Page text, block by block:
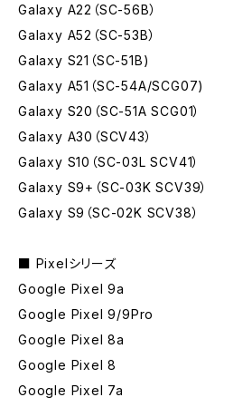
Galaxy A22（SC-56B）
Galaxy A52（SC-53B）
Galaxy S21（SC-51B)
Galaxy A51（SC-54A/SCG07)
Galaxy S20（SC-51A SCG01）
Galaxy A30（SCV43）
Galaxy S10（SC-03L SCV41）
Galaxy S9+（SC-03K SCV39）
Galaxy S9（SC-02K SCV38）
■ Pixelシリーズ
Google Pixel 9a
Google Pixel 9/9Pro
Google Pixel 8a
Google Pixel 8
Google Pixel 7a